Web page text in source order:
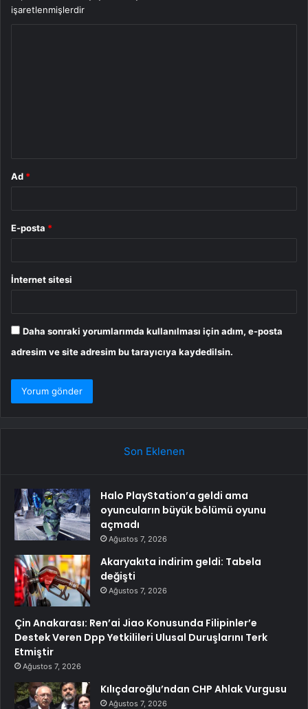
işaretlenmişlerdir
Ad *
E-posta *
İnternet sitesi
Daha sonraki yorumlarımda kullanılması için adım, e-posta
adresim ve site adresim bu tarayıcıya kaydedilsin.
Son Eklenen
Halo PlayStation’a geldi ama
oyuncuların büyük bölümü oyunu
açmadı
Ağustos 7, 2026
Akaryakıta indirim geldi: Tabela
değişti
Ağustos 7, 2026
Çin Anakarası: Ren’ai Jiao Konusunda Filipinler’e
Destek Veren Dpp Yetkilileri Ulusal Duruşlarını Terk
Etmiştir
Ağustos 7, 2026
Kılıçdaroğlu’ndan CHP Ahlak Vurgusu
Ağustos 7, 2026